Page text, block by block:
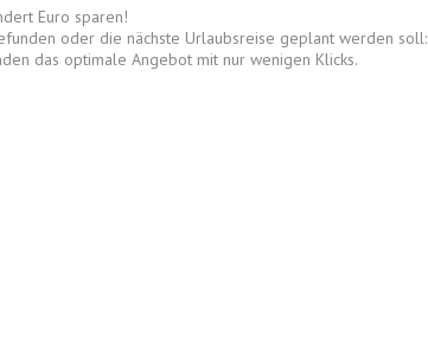
Euro sparen!
oder die nächste Urlaubsreise geplant werden soll:
das optimale Angebot mit nur wenigen Klicks.